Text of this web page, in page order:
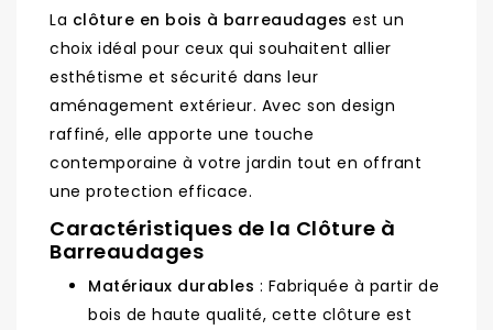
La clôture en bois à barreaudages est un
choix idéal pour ceux qui souhaitent allier
esthétisme et sécurité dans leur
aménagement extérieur. Avec son design
raffiné, elle apporte une touche
contemporaine à votre jardin tout en offrant
une protection efficace.
Caractéristiques de la Clôture à
Barreaudages
Matériaux durables : Fabriquée à partir de
bois de haute qualité, cette clôture est